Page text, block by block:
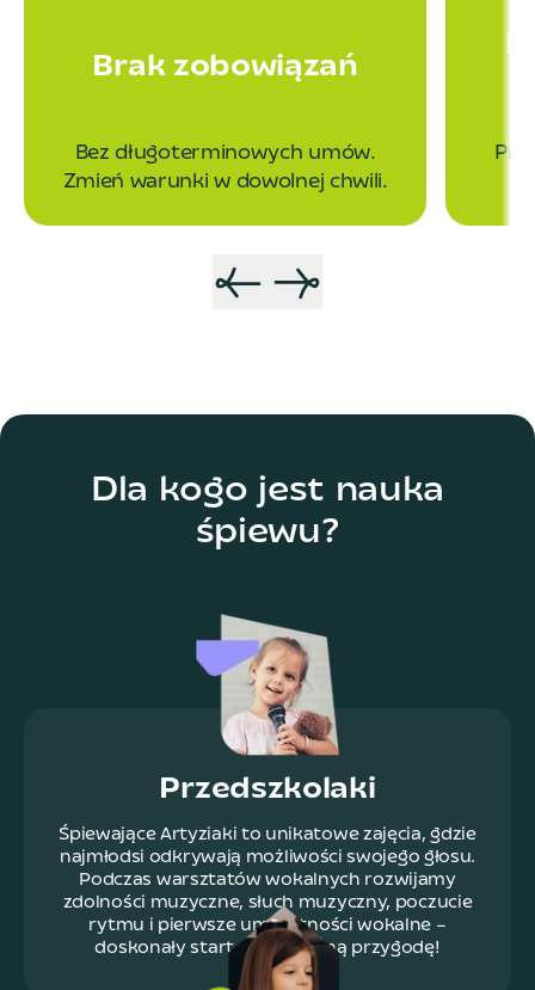
Brak zobowiązań
Bez długoterminowych umów.
Zmień warunki w dowolnej chwili.
Dla kogo jest nauka
śpiewu?
Przedszkolaki
Śpiewające Artyziaki to unikatowe zajęcia, gdzie
najmłodsi odkrywają możliwości swojego głosu.
Podczas warsztatów wokalnych rozwijamy
zdolności muzyczne, słuch muzyczny, poczucie
rytmu i pierwsze umiejętności wokalne –
doskonały start w muzyczną przygodę!